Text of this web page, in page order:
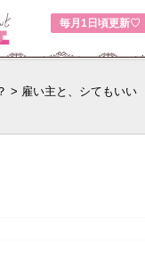
毎月1日頃更新♡
> 雇い主と、シてもいい